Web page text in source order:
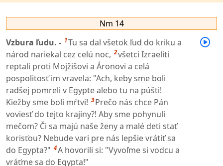
Nm 14
Vzbura ľudu. - 1Tu sa dal všetok ľud do kriku a
národ nariekal cez celú noc, 2všetci Izraeliti
reptali proti Mojžišovi a Áronovi a celá
pospolitosť im vravela: "Ach, keby sme boli
radšej pomreli v Egypte alebo tu na púšti!
Kiežby sme boli mŕtvi! 3 Prečo nás chce Pán
voviesť do tejto krajiny?! Aby sme pohynuli
mečom? Či sa majú naše ženy a malé deti stať
korisťou? Nebude vari pre nás lepšie vrátiť sa
do Egypta?" 4A hovorili si: "Vyvoľme si vodcu a
vráťme sa do Egypta!"